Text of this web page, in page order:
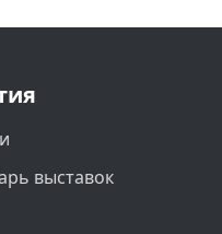
выставок